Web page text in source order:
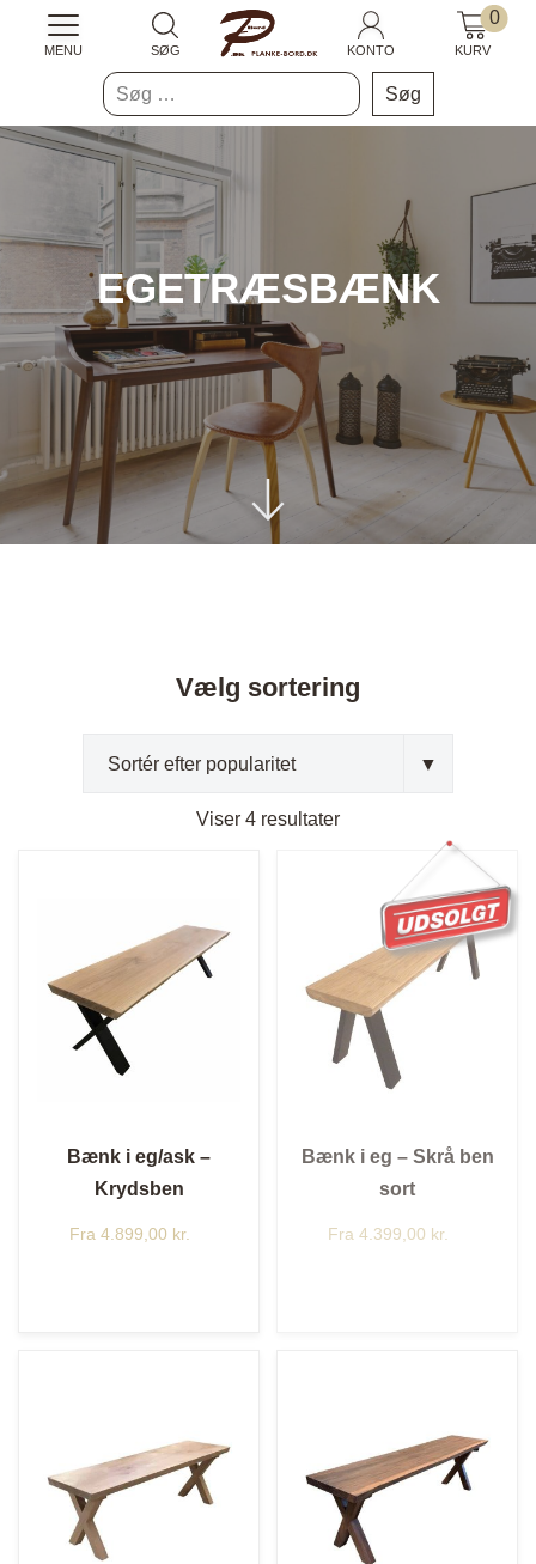
Søg
efter:
MENU SØG KONTO
0
KURV
EGETRÆSBÆNK
Vælg sortering
Viser 4 resultaterSorteret
popularitet
Bænk i eg/ask –
Krydsben
Fra 4.899,00 kr.
Bænk i eg – Skrå ben
sort
Fra 4.399,00 kr.